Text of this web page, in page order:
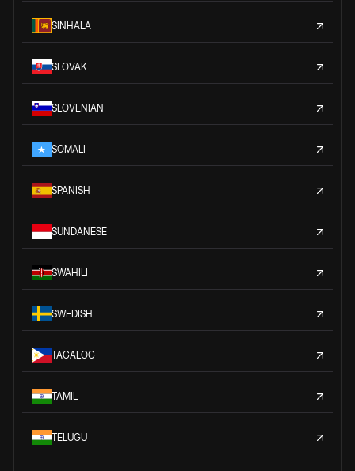
SINHALA
SLOVAK
SLOVENIAN
SOMALI
SPANISH
SUNDANESE
SWAHILI
SWEDISH
TAGALOG
TAMIL
TELUGU